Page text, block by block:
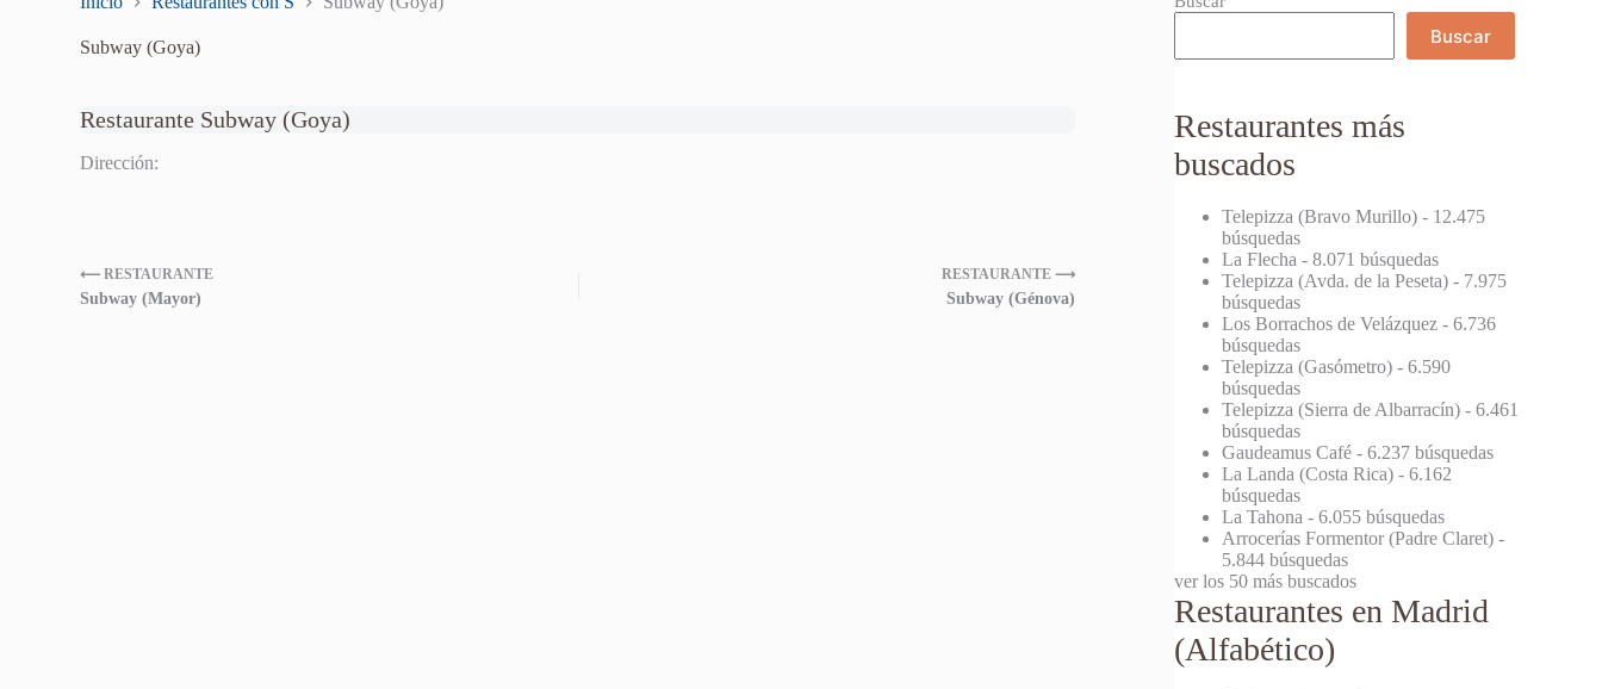
Subway (Goya)
Restaurante Subway (Goya)
Dirección:
⟵ RESTAURANTE
Subway (Mayor)
RESTAURANTE ⟶
Subway (Génova)
Buscar
Restaurantes más
buscados
Telepizza (Bravo Murillo) - 12.475
búsquedas
La Flecha - 8.071 búsquedas
Telepizza (Avda. de la Peseta) - 7.975
búsquedas
Los Borrachos de Velázquez - 6.736
búsquedas
Telepizza (Gasómetro) - 6.590
búsquedas
Telepizza (Sierra de Albarracín) - 6.461
búsquedas
Gaudeamus Café - 6.237 búsquedas
La Landa (Costa Rica) - 6.162
búsquedas
La Tahona - 6.055 búsquedas
Arrocerías Formentor (Padre Claret) -
5.844 búsquedas
ver los 50 más buscados
Restaurantes en Madrid
(Alfabético)